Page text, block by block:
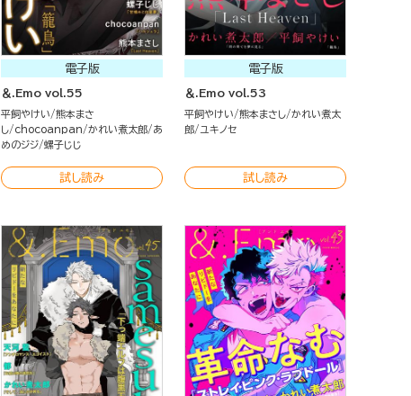
電子版
＆.Emo vol.55
平飼やけい
熊本まさ
し
chocoanpan かれい煮太郎
あ
めのジジ 螺子じじ
試し読み
電子版
＆.Emo vol.53
平飼やけい 熊本まさし かれい煮太
郎
ユキノセ
試し読み